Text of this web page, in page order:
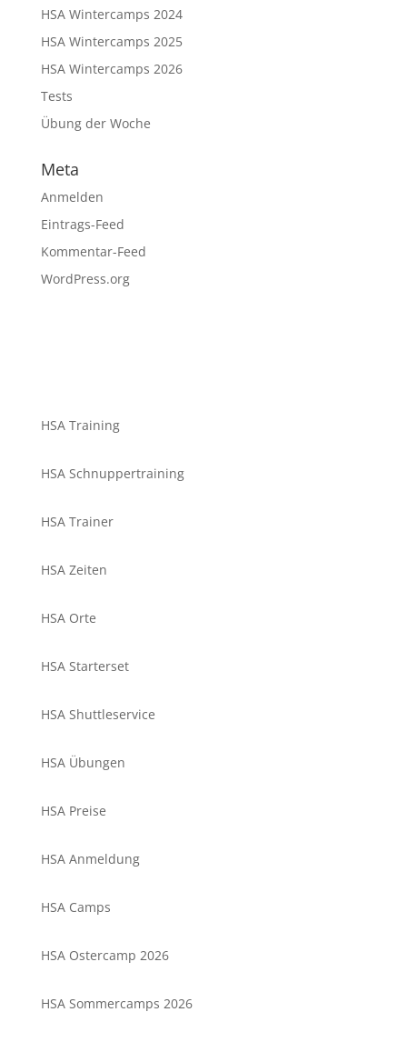
HSA Wintercamps 2024
HSA Wintercamps 2025
HSA Wintercamps 2026
Tests
Übung der Woche
Meta
Anmelden
Eintrags-Feed
Kommentar-Feed
WordPress.org
HSA Training
HSA Schnuppertraining
HSA Trainer
HSA Zeiten
HSA Orte
HSA Starterset
HSA Shuttleservice
HSA Übungen
HSA Preise
HSA Anmeldung
HSA Camps
HSA Ostercamp 2026
HSA Sommercamps 2026